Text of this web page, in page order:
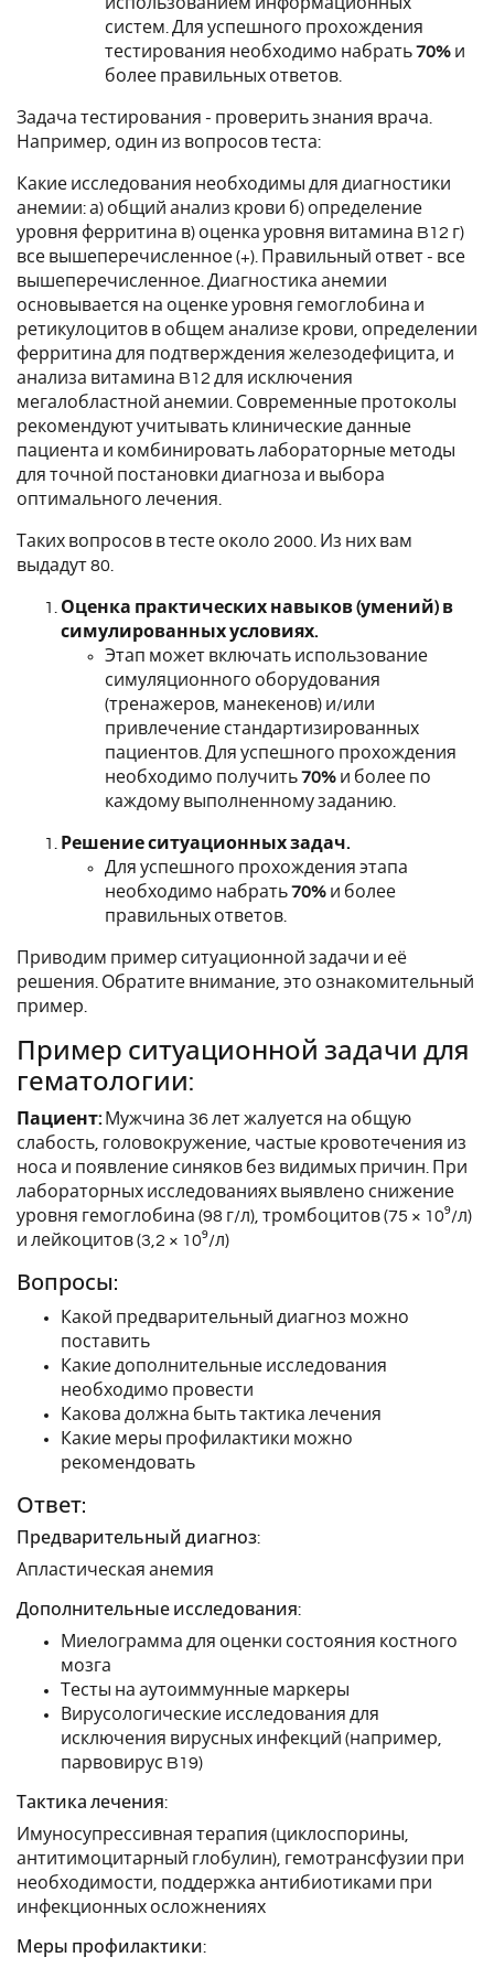
систем. Для успешного прохождения
тестирования необходимо набрать70% и
более правильных ответов.
Задача тестирования - проверить знания врача.
Например, один из вопросов теста:
Какие исследования необходимы для диагностики
анемии: а) общий анализ крови б) определение
уровня ферритина в) оценка уровня витамина B12 г)
все вышеперечисленное (+). Правильный ответ - все
вышеперечисленное. Диагностика анемии
основывается на оценке уровня гемоглобина и
ретикулоцитов в общем анализе крови, определении
ферритина для подтверждения железодефицита, и
анализа витамина B12 для исключения
мегалобластной анемии. Современные протоколы
рекомендуют учитывать клинические данные
пациента и комбинировать лабораторные методы
для точной постановки диагноза и выбора
оптимального лечения.
Таких вопросов в тесте около 2000. Из них вам
выдадут 80.
Оценка практических навыков (умений) в
симулированных условиях.
Этап может включать использование
симуляционного оборудования
(тренажеров, манекенов) и/или
привлечение стандартизированных
пациентов. Для успешного прохождения
необходимо получить70% и более по
каждому выполненному заданию.
Решение ситуационных задач.
Для успешного прохождения этапа
необходимо набрать70% и более
правильных ответов.
Приводим пример ситуационной задачи и её
решения. Обратите внимание, это ознакомительный
пример.
Пример ситуационной задачи для
гематологии:
Пациент: Мужчина 36 лет жалуется на общую
слабость, головокружение, частые кровотечения из
носа и появление синяков без видимых причин. При
лабораторных исследованиях выявлено снижение
уровня гемоглобина (98 г/л), тромбоцитов (75 × 10⁹/л)
и лейкоцитов (3,2 × 10⁹/л)
Вопросы:
Какой предварительный диагноз можно
поставить
Какие дополнительные исследования
необходимо провести
Какова должна быть тактика лечения
Какие меры профилактики можно
рекомендовать
Ответ:
Предварительный диагноз:
Апластическая анемия
Дополнительные исследования:
Миелограмма для оценки состояния костного
мозга
Тесты на аутоиммунные маркеры
Вирусологические исследования для
исключения вирусных инфекций (например,
парвовирус B19)
Тактика лечения:
Имуносупрессивная терапия (циклоспорины,
антитимоцитарный глобулин), гемотрансфузии при
необходимости, поддержка антибиотиками при
инфекционных осложнениях
Меры профилактики: